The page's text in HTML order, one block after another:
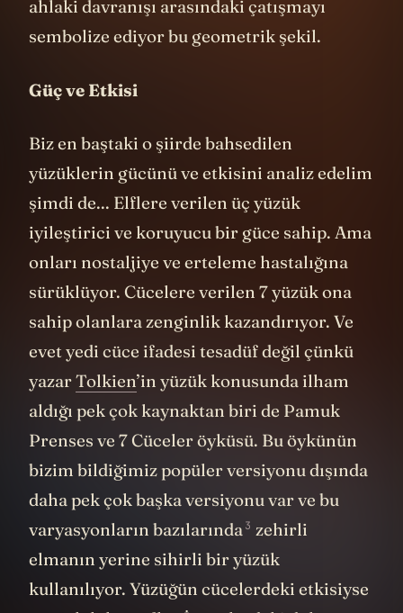
ahlaki davranışı arasındaki çatışmayı
sembolize ediyor bu geometrik şekil.
Güç ve Etkisi
Biz en baştaki o şiirde bahsedilen
yüzüklerin gücünü ve etkisini analiz edelim
şimdi de... Elflere verilen üç yüzük
iyileştirici ve koruyucu bir güce sahip. Ama
onları nostaljiye ve erteleme hastalığına
sürüklüyor. Cücelere verilen 7 yüzük ona
sahip olanlara zenginlik kazandırıyor. Ve
evet yedi cüce ifadesi tesadüf değil çünkü
yazar Tolkien ’in yüzük konusunda ilham
aldığı pek çok kaynaktan biri de Pamuk
Prenses ve 7 Cüceler öyküsü. Bu öykünün
bizim bildiğimiz popüler versiyonu dışında
daha pek çok başka versiyonu var ve bu
varyasyonların bazılarında zehirli
elmanın yerine sihirli bir yüzük
kullanılıyor. Yüzüğün cücelerdeki etkisiyse